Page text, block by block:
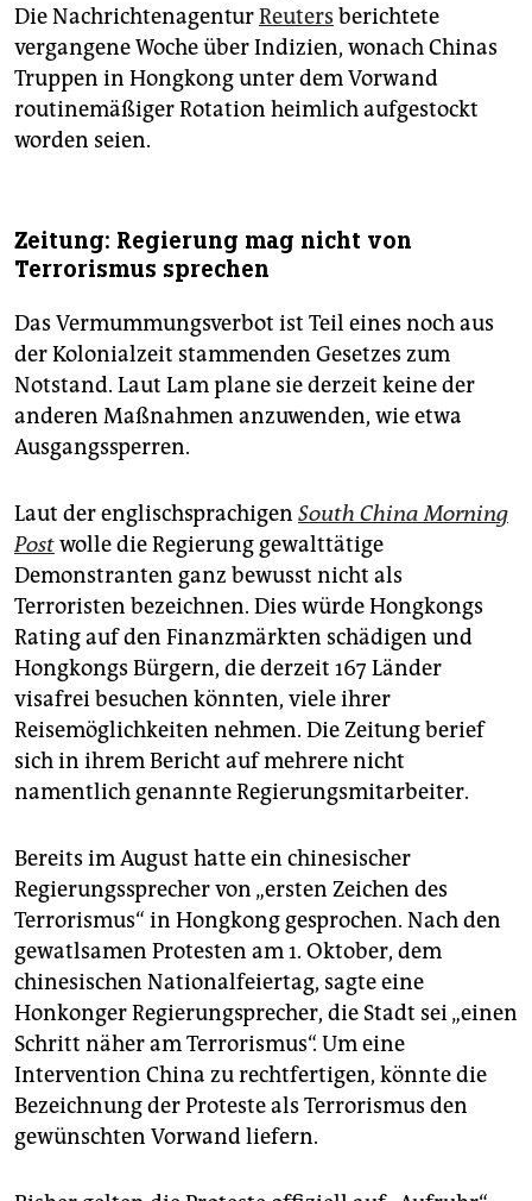
Die NachrichtenagenturReuters berichtete
vergangene Woche über Indizien, wonach Chinas
Truppen in Hongkong unter dem Vorwand
routinemäßiger Rotation heimlich aufgestockt
worden seien.
Zeitung: Regierung mag nicht von
Terrorismus sprechen
Das Vermummungsverbot ist Teil eines noch aus
der Kolonialzeit stammenden Gesetzes zum
Notstand. Laut Lam plane sie derzeit keine der
anderen Maßnahmen anzuwenden, wie etwa
Ausgangssperren.
Laut der englischsprachigen South China Morning
Postwolle die Regierung gewalttätige
Demonstranten ganz bewusst nicht als
Terroristen bezeichnen. Dies würde Hongkongs
Rating auf den Finanzmärkten schädigen und
Hongkongs Bürgern, die derzeit 167 Länder
visafrei besuchen könnten, viele ihrer
Reisemöglichkeiten nehmen. Die Zeitung berief
sich in ihrem Bericht auf mehrere nicht
namentlich genannte Regierungsmitarbeiter.
Bereits im August hatte ein chinesischer
Regierungssprecher von „ersten Zeichen des
Terrorismus“ in Hongkong gesprochen. Nach den
gewatlsamen Protesten am 1. Oktober, dem
chinesischen Nationalfeiertag, sagte eine
Honkonger Regierungsprecher, die Stadt sei „einen
Schritt näher am Terrorismus“. Um eine
Intervention China zu rechtfertigen, könnte die
Bezeichnung der Proteste als Terrorismus den
gewünschten Vorwand liefern.